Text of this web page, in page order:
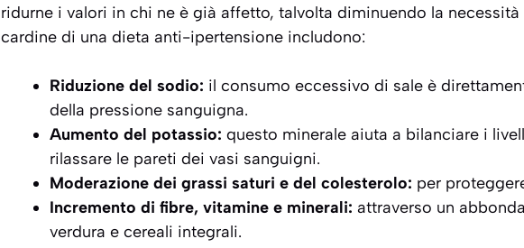
ridurne i valori in chi ne è già affetto, talvolta diminuendo la
cardine di una dieta anti-ipertensione includono:
Riduzione del sodio: il consumo eccessivo di sale è
della pressione sanguigna.
Aumento del potassio: questo minerale aiuta a bilanciare i
rilassare le pareti dei vasi sanguigni.
Moderazione dei grassi saturi e del colesterolo: per
Incremento di fibre, vitamine e minerali: attraverso un
verdura e cereali integrali.